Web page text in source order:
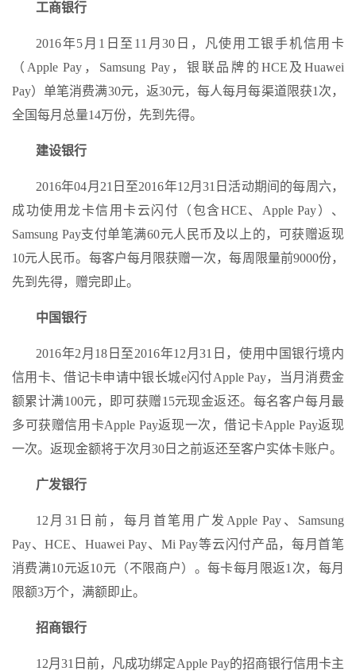
工商银行
2016年5月1日至11月30日，凡使用工银手机信用卡
（Apple Pay，Samsung Pay，银联品牌的HCE及Huawei
Pay）单笔消费满30元，返30元，每人每月每渠道限获1次，
全国每月总量14万份，先到先得。
建设银行
2016年04月21日至2016年12月31日活动期间的每周六，
成功使用龙卡信用卡云闪付（包含HCE、Apple Pay）、
Samsung Pay支付单笔满60元人民币及以上的，可获赠返现
10元人民币。每客户每月限获赠一次，每周限量前9000份，
先到先得，赠完即止。
中国银行
2016年2月18日至2016年12月31日，使用中国银行境内
信用卡、借记卡申请中银长城e闪付Apple Pay，当月消费金
额累计满100元，即可获赠15元现金返还。每名客户每月最
多可获赠信用卡Apple Pay返现一次，借记卡Apple Pay返现
一次。返现金额将于次月30日之前返还至客户实体卡账户。
广发银行
12月31日前，每月首笔用广发Apple Pay、Samsung
Pay、HCE、Huawei Pay、Mi Pay等云闪付产品，每月首笔
消费满10元返10元（不限商户）。每卡每月限返1次，每月
限额3万个，满额即止。
招商银行
12月31日前，凡成功绑定Apple Pay的招商银行信用卡主